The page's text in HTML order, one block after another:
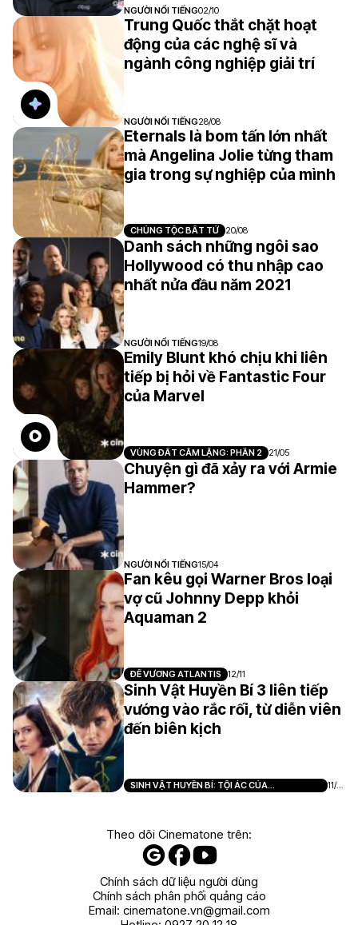
NGƯỜI NỔI TIẾNG02/10
Trung Quốc thắt chặt hoạt
động của các nghệ sĩ và
ngành công nghiệp giải trí
NGƯỜI NỔI TIẾNG28/08
Eternals là bom tấn lớn nhất
mà Angelina Jolie từng tham
gia trong sự nghiệp của mình
CHỦNG TỘC BẤT TỬ 20/08
Danh sách những ngôi sao
Hollywood có thu nhập cao
nhất nửa đầu năm 2021
NGƯỜI NỔI TIẾNG19/08
Emily Blunt khó chịu khi liên
tiếp bị hỏi về Fantastic Four
của Marvel
VÙNG ĐẤT CÂM LẶNG: PHẦN 2 21/05
Chuyện gì đã xảy ra với Armie
Hammer?
NGƯỜI NỔI TIẾNG15/04
Fan kêu gọi Warner Bros loại
vợ cũ Johnny Depp khỏi
Aquaman 2
ĐẾ VƯƠNG ATLANTIS 12/11
Sinh Vật Huyền Bí 3 liên tiếp
vướng vào rắc rối, từ diễn viên
đến biên kịch
SINH VẬT HUYỀN BÍ: TỘI ÁC CỦA
GRINDELWALD
11/0
Theo dõi Cinematone trên:
Chính sách dữ liệu người dùng
Chính sách phân phối quảng cáo
Email: cinematone.vn@gmail.com